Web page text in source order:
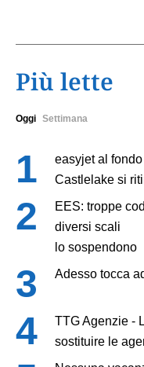
Più lette
Oggi Settimana
easyjet al
Castlelake si
EES: troppe
diversi scali
lo sospendono
Adesso tocca
TTG Agenzie -
sostituire le